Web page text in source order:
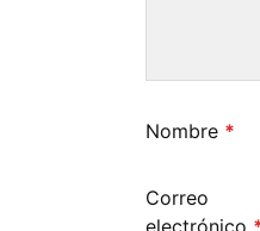
Nombre *
Correo